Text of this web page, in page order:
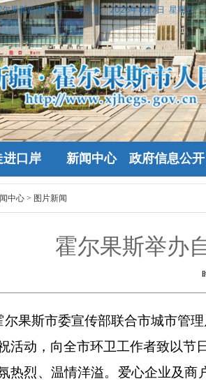
果斯政府网站！ 今天是：2026年8月7日 星期五
进口岸 新闻中心 政府信息公开
中心 > 图片新闻
霍尔果斯举办
尔果斯市委宣传部联合市城市管
活动，向全市环卫工作者致以
热烈、温情洋溢。爱心企业及